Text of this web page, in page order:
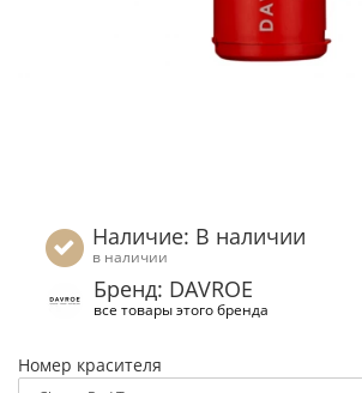
Наличие: В наличии
в наличии
Бренд: DAVROE
все товары этого бренда
Номер красителя